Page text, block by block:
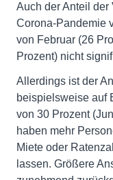
Auch der Anteil der
Corona-Pandemie
von Februar (26
Prozent) nicht
Allerdings ist der
beispielsweise auf
von 30 Prozent
haben mehr
Miete oder
lassen. Größere